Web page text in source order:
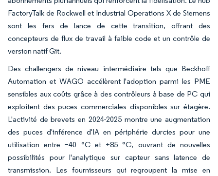
FactoryTalk de Rockwell et Industrial Operations X de Siemens
sont les fers de lance de cette transition, offrant des
concepteurs de flux de travail à faible code et un contrôle de
version natif Git.
Des challengers de niveau intermédiaire tels que Beckhoff
Automation et WAGO accélèrent l'adoption parmi les PME
sensibles aux coûts grâce à des contrôleurs à base de PC qui
exploitent des puces commerciales disponibles sur étagère.
L'activité de brevets en 2024-2025 montre une augmentation
des puces d'inférence d'IA en périphérie durcies pour une
utilisation entre −40 °C et +85 °C, ouvrant de nouvelles
possibilités pour l'analytique sur capteur sans latence de
transmission. Les fournisseurs qui regroupent la mise en